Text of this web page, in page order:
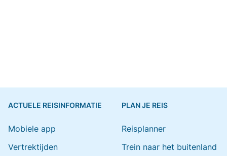
ACTUELE REISINFORMATIE
Mobiele app
Vertrektijden
PLAN JE REIS
Reisplanner
Trein naar het buitenland